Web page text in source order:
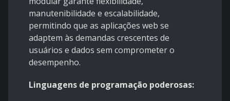
manutenibilidade e escalabilidade,
permitindo que as aplicações web se
adaptem às demandas crescentes de
usuários e dados sem comprometer o
desempenho.
Linguagens de programação poderosas: